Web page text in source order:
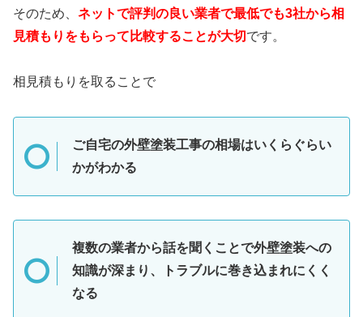
そのため、 ネットで評判の良い業者で最低でも3社から相
見積もりをもらって比較することが大切です。
相見積もりを取ることで
ご自宅の外壁塗装工事の相場はいくらぐらい
かがわかる
複数の業者から話を聞くことで外壁塗装への
知識が深まり、トラブルに巻き込まれにくく
なる